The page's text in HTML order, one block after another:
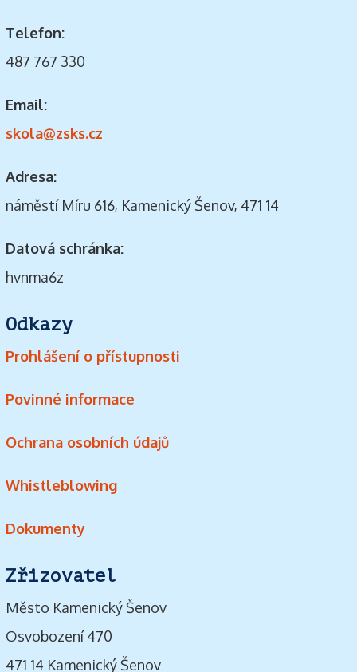
Telefon:
487 767 330
Email:
skola@zsks.cz
Adresa:
náměstí Míru 616, Kamenický Šenov, 471 14
Datová schránka:
hvnma6z
Odkazy
Prohlášení o přístupnosti
Povinné informace
Ochrana osobních údajů
Whistleblowing
Dokumenty
Zřizovatel
Město Kamenický Šenov
Osvobození 470
471 14 Kamenický Šenov